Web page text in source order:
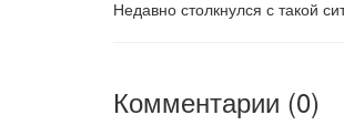
Недавно столкнулся с такой
Комментарии (0)